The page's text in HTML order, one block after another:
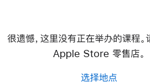
很遗憾，这里没有正在举办的课程。
Apple Store 零售店。
选择地点